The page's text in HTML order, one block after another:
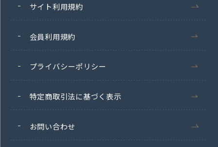
サイト利用規約
会員利用規約
プライバシーポリシー
特定商取引法に基づく表示
お問い合わせ